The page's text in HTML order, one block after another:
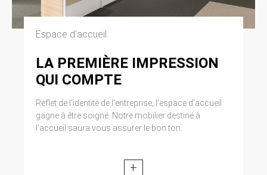
Espace d’accueil
LA PREMIÈRE IMPRESSION
QUI COMPTE
Reflet de l'identité de l'entreprise, l'espace d'accueil
gagne à être soigné. Notre mobilier destiné à
l’accueil saura vous assurer le bon ton.
+